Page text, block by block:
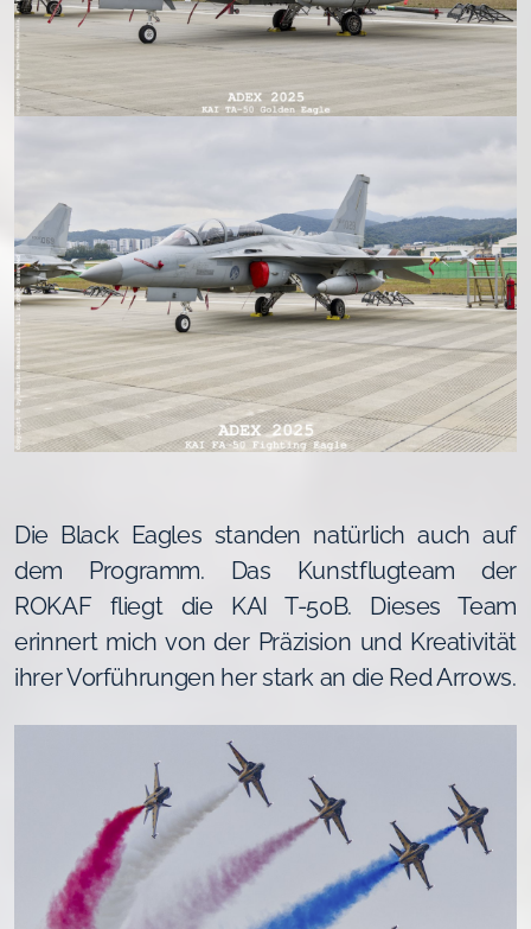
Die Black Eagles standen natürlich auch auf
dem Programm. Das Kunstflugteam der
ROKAF fliegt die KAI T-50B. Dieses Team
erinnert mich von der Präzision und Kreativität
ihrer Vorführungen her stark an die Red Arrows.